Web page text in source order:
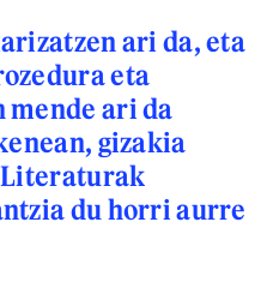
ari da, eta
eta
ari da
gizakia
Literaturak
du horri aurre